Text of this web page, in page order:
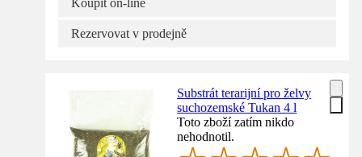
Koupit on-line
Rezervovat v prodejně
Substrát terarijní pro želvy
suchozemské Tukan 4 l
Toto zboží zatím nikdo
nehodnotil.